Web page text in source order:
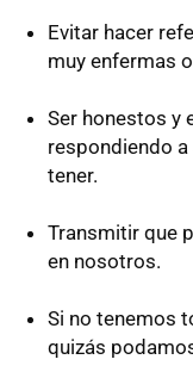
Evitar hacer
muy enfermas
Ser honestos y
respondiendo
tener.
Transmitir que
en nosotros.
Si no tenemos
quizás